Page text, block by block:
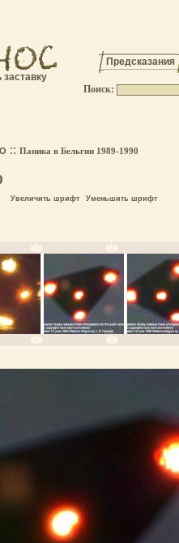
Предсказания
Поиск:
:: Паника в Бельгии 1989-1990
Увеличить шрифт Уменьшить шрифт
заставку